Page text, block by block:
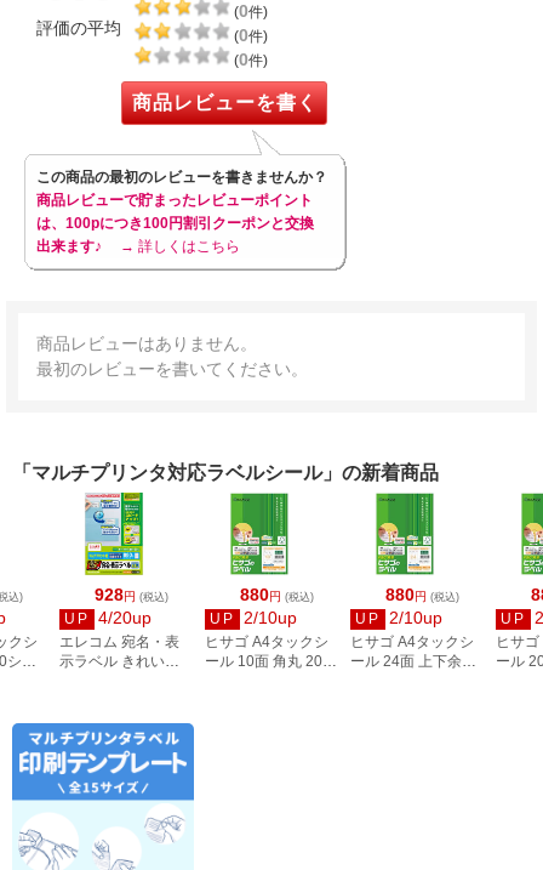
評価の平均
(0件)
(0件)
(0件)
商品レビューを書く
この商品の最初のレビューを書きませんか？
商品レビューで貯まったレビューポイント
は、100pにつき100円割引クーポンと交換
出来ます♪
→ 詳しくはこちら
商品レビューはありません。
最初のレビューを書いてください。
「マルチプリンタ対応ラベルシール」の新着商品
928円 (税込)
UP 4/20up
エレコム 宛名・表
示ラベル きれい貼
880円 (税込)
UP 2/10up
ヒサゴ A4タックシ
ール 10面 角丸 20シ
880円 (税込)
UP 2/10up
ヒサゴ A4タックシ
ール 24面 上下余白
UP
ヒサ
ール
込)
クシ
ー